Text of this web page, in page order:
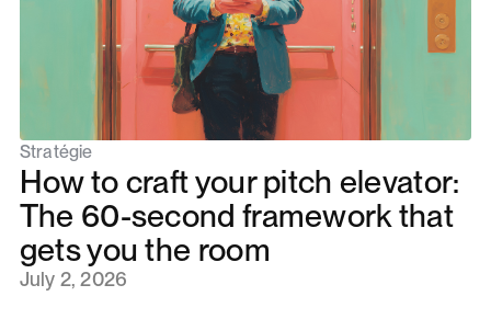
Stratégie
How to craft your pitch elevator:
The 60-second framework that
gets you the room
July 2, 2026